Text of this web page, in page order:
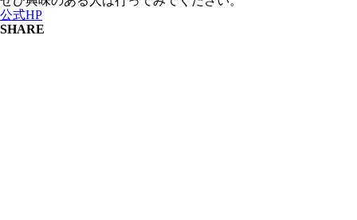
公式HP
SHARE